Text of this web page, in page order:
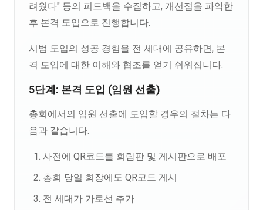
려웠다" 등의 피드백을 수집하고, 개선점을 파악한
후 본격 도입으로 진행합니다.
시범 도입의 성공 경험을 전 세대에 공유하면, 본
격 도입에 대한 이해와 협조를 얻기 쉬워집니다.
5단계: 본격 도입 (임원 선출)
총회에서의 임원 선출에 도입할 경우의 절차는 다
음과 같습니다.
사전에 QR코드를 회람판 및 게시판으로 배포
총회 당일 회장에도 QR코드 게시
전 세대가 가로선 추가